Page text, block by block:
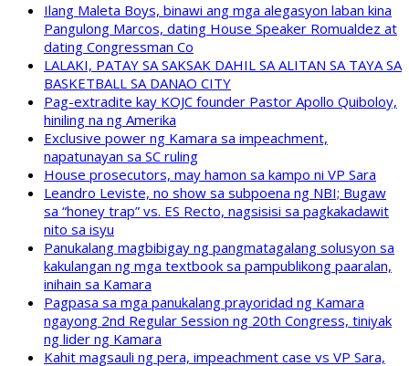
Ilang Maleta Boys, binawi ang mga alegasyon laban kina
Pangulong Marcos, dating House Speaker Romualdez at
dating Congressman Co
LALAKI, PATAY SA SAKSAK DAHIL SA ALITAN SA TAYA SA
BASKETBALL SA DANAO CITY
Pag-extradite kay KOJC founder Pastor Apollo Quiboloy,
hiniling na ng Amerika
Exclusive power ng Kamara sa impeachment,
napatunayan sa SC ruling
House prosecutors, may hamon sa kampo ni VP Sara
Leandro Leviste, no show sa subpoena ng NBI; Bugaw
sa “honey trap” vs. ES Recto, nagsisisi sa pagkakadawit
nito sa isyu
Panukalang magbibigay ng pangmatagalang solusyon sa
kakulangan ng mga textbook sa pampublikong paaralan,
inihain sa Kamara
Pagpasa sa mga panukalang prayoridad ng Kamara
ngayong 2nd Regular Session ng 20th Congress, tiniyak
ng lider ng Kamara
Kahit magsauli ng pera, impeachment case vs VP Sara,